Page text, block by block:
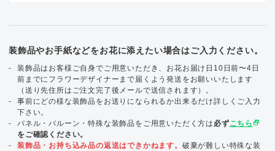
装飾品やお手紙などをお花に添えたい場合はご入力ください。
装飾品はお客様ご自身でご用意いただき、お花お届け日10日前〜4日
前までにフラワーデザイナーまで届くよう発送をお願いいたします
（送り先住所はご注文完了後メールで送信されます）。
事前にどの様な装飾品をお送りになられるか出来るだけ詳しくご入力
下さい。
パネル・バルーン・特殊な装飾品をご用意いただく方は 必ずこちら select_window
をご確認ください。
装飾品・お持ち込み品の返送はできかねます。 破棄が難しい特殊な装